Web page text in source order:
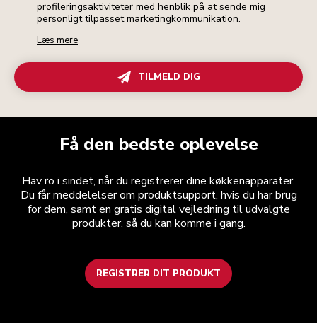
profileringsaktiviteter med henblik på at sende mig
personligt tilpasset marketingkommunikation.
Læs mere
TILMELD DIG
Få den bedste oplevelse
Hav ro i sindet, når du registrerer dine køkkenapparater.
Du får meddelelser om produktsupport, hvis du har brug
for dem, samt en gratis digital vejledning til udvalgte
produkter, så du kan komme i gang.
REGISTRER DIT PRODUKT
Health check
Vilkår og betingelser
Mærket
Find en butik